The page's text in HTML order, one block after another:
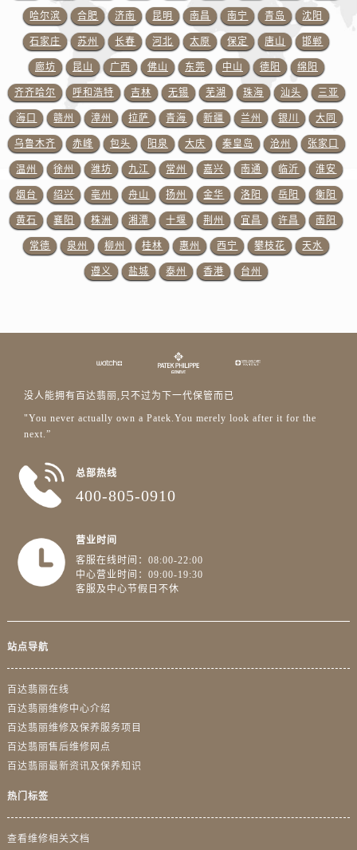
浙江省杭州市上城区钱江路1366号华润大厦A座5层503-5室百达翡丽售后服务中心（需提前预约）
浙江省湖州市吴兴区劳动路百达翡丽售后服务中心（需提前预约）
浙江省嘉兴市南湖区广益路705号嘉兴世界贸易中心A座13层1304室百达翡丽售后服务中心（需提前预约）
浙江省金华市金东区东市南街777号金华万达广场4号楼22楼2209室百达翡丽售后服务中心（需提前预约）
浙江省丽水市莲都区解放街百达翡丽售后服务中心（需提前预约）
浙江省宁波市江北区大闸南路500号来福士广场办公楼20层2009室百达翡丽售后服务中心（需提前预约）
浙江省衢州市柯城区上街百达翡丽售后服务中心（需提前预约）
浙江省绍兴市越城区胜利东路379号世茂天际中心写字楼8层805室百达翡丽售后服务中心（需提前预约）
浙江省舟山市定海区解放东路百达翡丽售后服务中心（需提前预约）
澳门特别行政区大堂区议事亭前地（新马路）百达翡丽售后服务中心（需提前预约）
澳门特别行政区风顺堂区南湾大马路百达翡丽售后服务中心（需提前预约）
澳门特别行政区花地玛堂区关闸广场百达翡丽售后服务中心（需提前预约）
哈尔滨 合肥 济南 昆明 南昌 南宁 青岛 沈阳
石家庄 苏州 长春 河北 太原 保定 唐山 邯郸
廊坊 昆山 广西 佛山 东莞 中山 德阳 绵阳
齐齐哈尔 呼和浩特 吉林 无锡 芜湖 珠海 汕头 三亚
海口 赣州 漳州 拉萨 青海 新疆 兰州 银川 大同
乌鲁木齐 赤峰 包头 阳泉 大庆 秦皇岛 沧州 张家口
温州 徐州 潍坊 九江 常州 嘉兴 南通 临沂 淮安
烟台 绍兴 亳州 舟山 扬州 金华 洛阳 岳阳 衡阳
黄石 襄阳 株洲 湘潭 十堰 荆州 宜昌 许昌 南阳
常德 泉州 柳州 桂林 惠州 西宁 攀枝花 天水
遵义 盐城 泰州 香港 台州
没人能拥有百达翡丽,只不过为下一代保管而已
"You never actually own a Patek.You merely look after it for the
next.”
总部热线
400-805-0910
营业时间
客服在线时间：08:00-22:00
中心营业时间：09:00-19:30
客服及中心节假日不休
站点导航
百达翡丽在线
百达翡丽维修中心介绍
百达翡丽维修及保养服务项目
百达翡丽售后维修网点
百达翡丽最新资讯及保养知识
热门标签
查看维修相关文档